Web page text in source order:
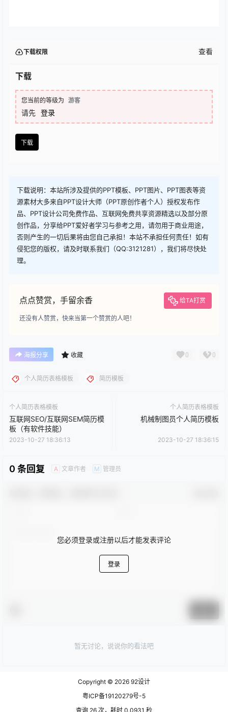
下载权限 查看
下载
您当前的等级为 游客
请先 登录
下载
下载说明：本站所涉及提供的PPT模板、PPT图片、PPT图表等资
源素材大多来自PPT设计大师（PPT原创作者个人）授权发布作
品、PPT设计公司免费作品、互联网免费共享资源精选以及部分原
创作品，分享给PPT爱好者学习与参考之用，请勿用于商业用途，
否则产生的一切后果将由您自己承担！本站不承担任何责任！如有
侵犯您的版权，请及时联系我们（QQ:3121281），我们将尽快处
理。
点点赞赏，手留余香 给TA打赏
还没有人赞赏，快来当第一个赞赏的人吧！
海报分享 收藏 0 0
个人简历表格模板 简历模板
个人简历表格模板
互联网SEO/互联网SEM简历模
板（有软件技能）
2023-10-27 18:36:13
个人简历表格模板
机械制图员个人简历模板
2023-10-27 18:36:15
0 条回复 A 文章作者 M 管理员
您必须登录或注册以后才能发表评论
登录
暂无讨论，说说你的看法吧
Copyright © 2026 92设计
粤ICP备19120279号-5
查询 26 次，耗时 0.0931 秒